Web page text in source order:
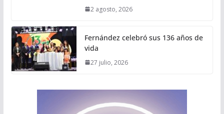
2 agosto, 2026
Fernández celebró sus 136 años de
vida
27 julio, 2026